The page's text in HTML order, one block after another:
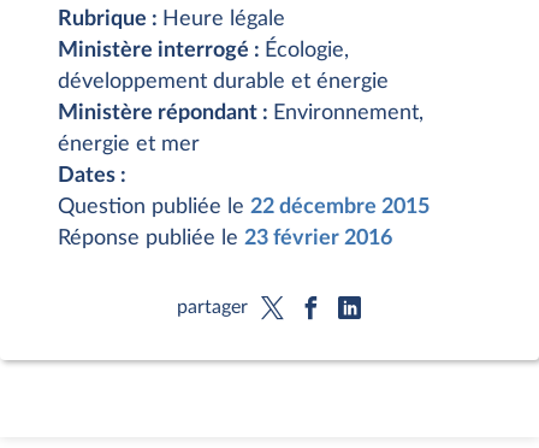
Rubrique : Heure légale
Ministère interrogé : Écologie,
développement durable et énergie
Ministère répondant : Environnement,
énergie et mer
Dates :
Question publiée le 22 décembre 2015
Réponse publiée le 23 février 2016
partager